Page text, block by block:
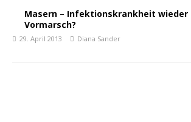
Masern – Infektionskrankheit wieder
Vormarsch?
29. April 2013 Diana Sander